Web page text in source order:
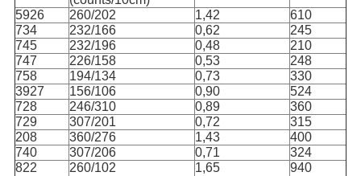
5926 260/202 1,42
610
734
232/166 0,62
245
745
232/196 0,48
210
747
226/158 0,53
248
758
194/134 0,73
330
3927
156/106 0,90
524
728
246/310 0,89
360
729
307/201 0,72
315
208
360/276 1,43
400
740
307/206 0,71
324
822
260/102 1,65 940